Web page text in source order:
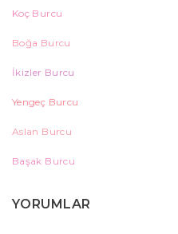
Koç Burcu
Boğa Burcu
İkizler Burcu
Yengeç Burcu
Aslan Burcu
Başak Burcu
YORUMLAR